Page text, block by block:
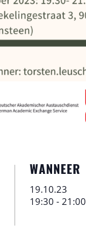
WANNEER
19.10.23
19:30 - 21:00